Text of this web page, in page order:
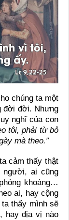
chúng ta một
đời đời. Nhưng
nghĩ của con
tôi, phải từ bỏ
mà theo.”
cảm thấy thật
người, ai cũng
khoáng…
ai, hay cộng
thấy mình sẽ
hay địa vị nào